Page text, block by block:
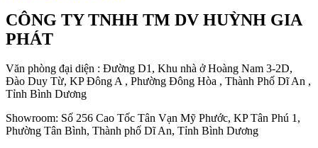
CÔNG TY TNHH TM DV HUỲNH GIA
PHÁT
Văn phòng đại diện : Đường D1, Khu nhà ở Hoàng Nam 3-2D,
Đào Duy Từ, KP Đông A , Phường Đông Hòa , Thành Phố Dĩ An ,
Tỉnh Bình Dương
Showroom: Số 256 Cao Tốc Tân Vạn Mỹ Phước, KP Tân Phú 1,
Phường Tân Bình, Thành phố Dĩ An, Tỉnh Bình Dương